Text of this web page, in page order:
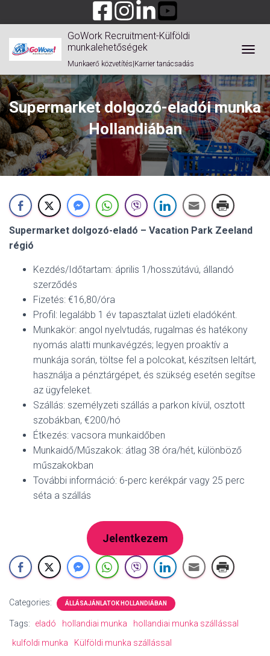
GoWork Recruitment-Külföldi
munkalehetőségek
Munkaerő közvetítés|Karrier tanácsadás
Supermarket dolgozó-eladói munka
Hollandiában
Supermarket dolgozó-eladó – Vacation Park Zeeland
régió
Kezdés/Időtartam: április 1/hosszútávú, állandó
szerződés
Fizetés: €16,80/óra
Profil: legalább 1 év tapasztalat üzleti eladóként.
Munkakör: angol nyelvtudás, rugalmas és hatékony
nyomás alatti munkavégzés; legyen proaktív a
munkája során, töltse fel a polcokat, készítsen leltárt,
használja a pénztárgépet, és szükség esetén segítse
az ügyfeleket.
Szállás: személyzeti szállás a parkon kívül, osztott
szobákban, €200/hó
Étkezés: vacsora munkaidőben
Munkaidő/Műszakok: átlag 38 óra/hét, különböző
műszakokban
További információ: 6-perc kerékpár vagy 25 perc
séta a szállás
Jelentkezem
Categories: ÁLLÁSAJÁNLATOK HOLLANDIÁBAN
Tags: eladó hollandiai munka
hollandiai munka szállással
kulfoldi munka
Külföldi munka szállással